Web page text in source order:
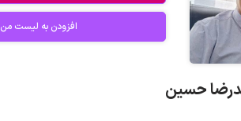
افزودن به لیست من
حسین